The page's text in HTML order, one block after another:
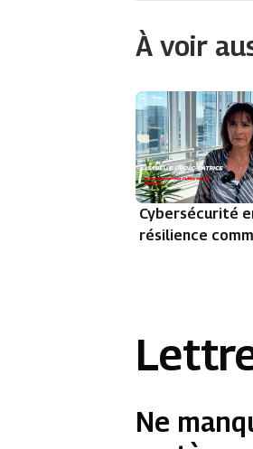
À voir
Cybersécurité
résilience
Ne